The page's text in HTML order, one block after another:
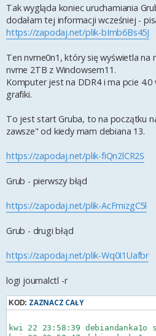
s
Tak wygląda koniec uruchamiania
dodałam tej informacji wcześniej -
https://zapodaj.net/plik-bImb6Bs45J
Ten nvme0n1, który się wyświetla na
nvme 2TB z Windowsem11.
Komputer jest na DDR4 i ma pcie
grafiki.
To jest start Gruba, to na początku
zawsze" od kiedy mam debiana 13.
https://zapodaj.net/plik-fiQn2lCR2S
Grub - pierwszy błąd
https://zapodaj.net/plik-AcFmizgC5l
Grub - drugi błąd
https://zapodaj.net/plik-Wq0I1Uafbr
logi journalctl -r
KOD: ZAZNACZ CAŁY
kwi 22 23:58:39